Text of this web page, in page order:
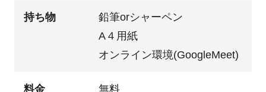
持ち物
鉛筆orシャーペン
A４用紙
オンライン環境(GoogleMeet)
料金 無料